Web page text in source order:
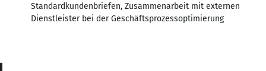
Standardkundenbriefen, Zusammenarbeit mit externen
Dienstleister bei der Geschäftsprozessoptimierung